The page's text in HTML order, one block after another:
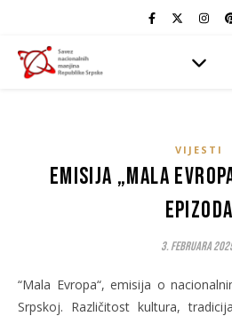
VIJESTI
Emisija „Mala
epizoda
3. Februara
“Mala Evropa“, emisija o nacionalnim manjinama u Republici
Srpskoj. Različitost kultura,